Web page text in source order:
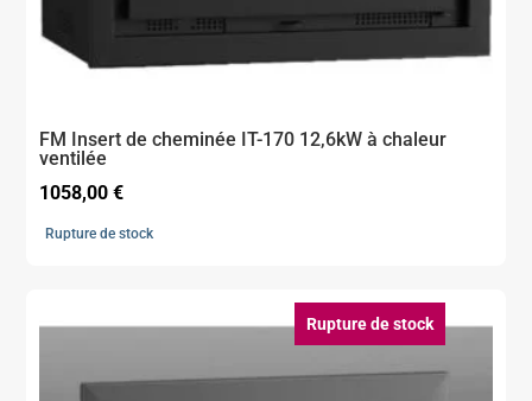
FM Insert de cheminée IT-170 12,6kW à chaleur
ventilée
1058,00€
Rupture de stock
Rupture de stock